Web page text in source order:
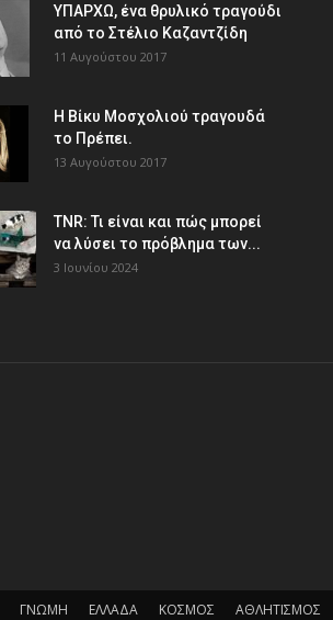
ΥΠΑΡΧΩ, ένα θρυλικό τραγούδι
από το Στέλιο Καζαντζίδη
11 Αυγούστου 2017
Η Βίκυ Μοσχολιού τραγουδά
το Πρέπει.
13 Αυγούστου 2017
TNR: Τι είναι και πώς μπορεί
να λύσει το πρόβλημα των...
3 Ιουνίου 2024
ΓΝΩΜΗ ΕΛΛΑΔΑ ΚΟΣΜΟΣ ΑΘΛΗΤΙΣΜΟΣ